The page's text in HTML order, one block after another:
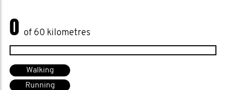
0 of 60 kilometres
Walking
Running